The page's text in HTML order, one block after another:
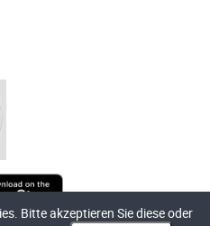
Bitte akzeptieren Sie diese oder